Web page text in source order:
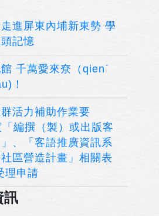
走進屏東內埔新東勢 學
記憶
千萬愛來尞（qienˊ
！
群活力補助作業要
編撰（製）或出版客
、「客語推廣資訊系
區營造計畫」相關表
理申請
訊